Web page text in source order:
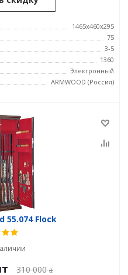
1465х460х295
75
3-5
1360
Электронный
ARMWOOD (Россия)
55.074 Flock
310 000